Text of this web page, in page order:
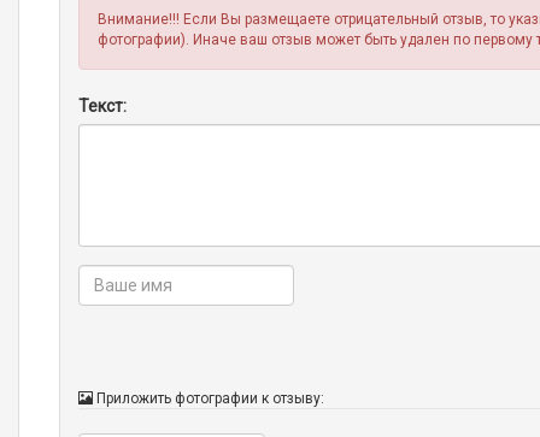
Внимание!!! Если Вы размещаете отрицательный отзыв, то
фотографии). Иначе ваш отзыв может быть удален по первому
Текст:
Приложить фотографии к отзыву: